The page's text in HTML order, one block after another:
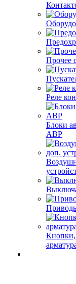
Прочее
Реле
Блоки
АВР
Кнопки,